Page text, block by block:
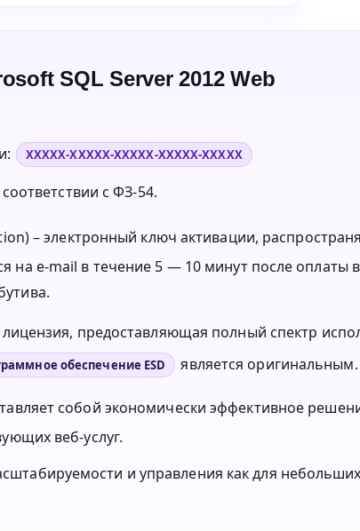
SQL Server 2012 Web
XXXXX-XXXXX-XXXXX-XXXXX-XXXXX
с ФЗ-54.
– электронный ключ активации,
на e-mail в течение 5 — 10 минут после оплаты
лицензия, предоставляющая полный спектр
обеспечение ESD является оригинальным.
собой экономически эффективное
веб-услуг.
и управления как для